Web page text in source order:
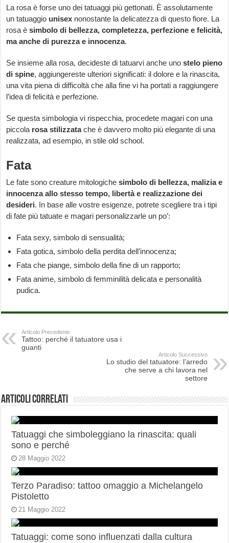
La rosa è forse uno dei tatuaggi più gettonati. È assolutamente
un tatuaggio unisex nonostante la delicatezza di questo fiore. La
rosa èsimbolo di bellezza, completezza, perfezione e felicità,
ma anche di purezza e innocenza.
Se insieme alla rosa, decideste di tatuarvi anche unostelo pieno
di spine, aggiungereste ulteriori significati: il dolore e la rinascita,
una vita piena di difficoltà che alla fine vi ha portati a raggiungere
l’idea di felicità e perfezione.
Se questa simbologia vi rispecchia, procedete magari con una
piccola rosa stilizzatache è davvero molto più elegante di una
realizzata, ad esempio, in stile old school.
Fata
Le fate sono creature mitologichesimbolo di bellezza, malizia e
innocenza allo stesso tempo, libertà e realizzazione dei
desideri. In base alle vostre esigenze, potrete scegliere tra i tipi
di fate più tatuate e magari personalizzarle un po’:
Fata sexy, simbolo di sensualità;
Fata gotica, simbolo della perdita dell’innocenza;
Fata che piange, simbolo della fine di un rapporto;
Fata anime, simbolo di femminilità delicata e personalità
pudica.
Articolo Precedente
Tattoo: perché il tatuatore usa i
guanti
Articolo Successivo
Lo studio del tatuatore: l’arredo
che serve a chi lavora nel
settore
Articoli correlati
Tatuaggi che simboleggiano la rinascita: quali
sono e perché
28 Maggio 2022
Terzo Paradiso: tattoo omaggio a Michelangelo
Pistoletto
21 Maggio 2022
Tatuaggi: come sono influenzati dalla cultura